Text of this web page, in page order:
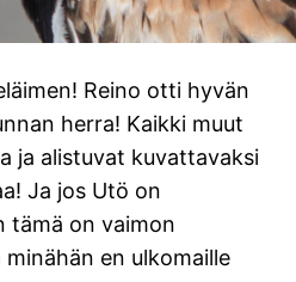
Reino otti hyvän
herra! Kaikki muut
ja alistuvat kuvattavaksi
Ja jos Utö on
tämä on vaimon
en ulkomaille